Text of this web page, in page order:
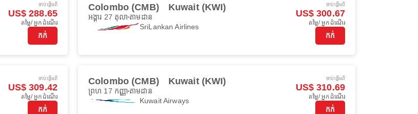
ចាប់ផ្ដើមពី
US$ 288.65
តម្លៃ/ អ្នកដំណើរ
កក់
Colombo (CMB) Kuwait (KWI)
អង្គារ 27 តុលា តាមដាន
SriLankan Airlines
ចាប់ផ្ដើមពី
US$ 300.67
តម្លៃ/ អ្នកដំណើរ
កក់
ចាប់ផ្ដើមពី
US$ 309.42
តម្លៃ/ អ្នកដំណើរ
កក់
Colombo (CMB) Kuwait (KWI)
ព្រហ 17 កញ្ញា តាមដាន
Kuwait Airways
ចាប់ផ្ដើមពី
US$ 310.69
តម្លៃ/ អ្នកដំណើរ
កក់